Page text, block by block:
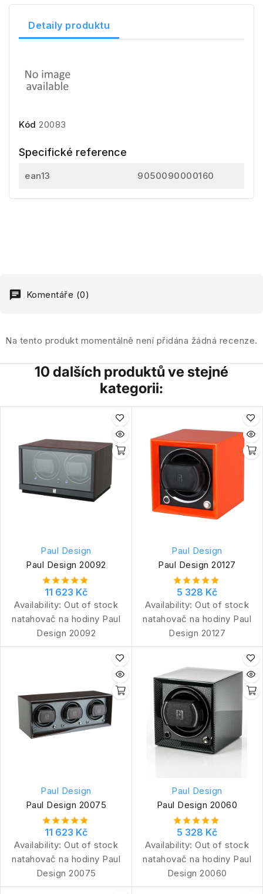
Detaily produktu
Kód 20083
Specifické reference
ean13 9050090000160
Komentáře (0)
Na tento produkt momentálně není přidána žádná recenze.
10 dalších produktů ve stejné
kategorii:
Paul Design
Paul Design 20092
11 623 Kč
Availability: Out of stock
natahovač na hodiny Paul
Design 20092
Paul Design
Paul Design 20127
5 328 Kč
Availability: Out of stock
natahovač na hodiny Paul
Design 20127
Paul Design
Paul Design 20075
11 623 Kč
Availability: Out of stock
natahovač na hodiny Paul
Design 20075
Paul Design
Paul Design 20060
5 328 Kč
Availability: Out of stock
natahovač na hodiny Paul
Design 20060